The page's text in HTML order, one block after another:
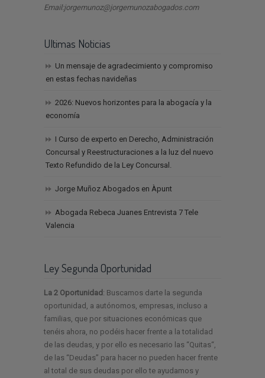
Email:jorgemunoz@jorgemunozabogados.com
Ultimas Noticias
Un mensaje de agradecimiento y compromiso
en estas fechas navideñas
2026: Nuevos horizontes para la abogacía y la
economía
I Curso de experto en Derecho, Administración
Concursal y Reestructuraciones a la luz del nuevo
Texto Refundido de la Ley Concursal.
Jorge Muñoz Abogados en Àpunt
Abogada Rebeca Juanes Entrevista 7 Tele
Valencia
Ley Segunda Oportunidad
La 2 Oportunidad: Buscamos darte la segunda
oportunidad, a autónomos, empresas, incluso a
familias, que por situaciones económicas que
tenéis ahora, no podéis hacer frente a la totalidad
de las deudas, y por ello es necesario las “Quitas“,
de las “Deudas” para hacer no pueden hacer frente
al total de sus deudas por ello te ayudamos y